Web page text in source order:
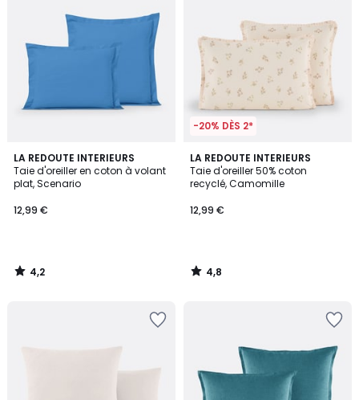
LA REDOUTE INTERIEURS
Taie d'oreiller en coton à volant
plat, Scenario
12,99 €
4,2
/ 5
4,2
/
-20% DÈS 2*
LA REDOUTE INTERIEURS
Taie d'oreiller 50% coton
recyclé, Camomille
12,99 €
4,8
/ 5
4,8
/